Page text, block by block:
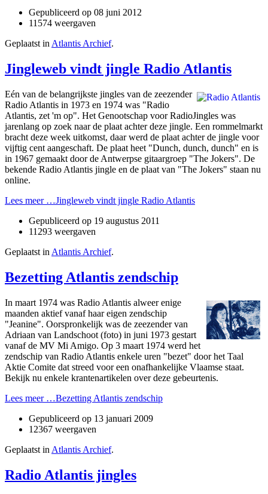
Gepubliceerd op 08 juni 2012
11574 weergaven
Geplaatst in Atlantis Archief.
Jingleweb vindt jingle Radio Atlantis
Eén van de belangrijkste jingles van de zeezender
Radio Atlantis in 1973 en 1974 was "Radio
Atlantis, zet 'm op". Het Genootschap voor RadioJingles was
jarenlang op zoek naar de plaat achter deze jingle. Een rommelmarkt
bracht deze week uitkomst, daar werd de plaat achter de jingle voor
vijftig cent aangeschaft. De plaat heet "Dunch, dunch, dunch" en is
in 1967 gemaakt door de Antwerpse gitaargroep "The Jokers". De
bekende Radio Atlantis jingle en de plaat van "The Jokers" staan nu
online.
Lees meer …Jingleweb vindt jingle Radio Atlantis
Gepubliceerd op 19 augustus 2011
11293 weergaven
Geplaatst in Atlantis Archief.
Bezetting Atlantis zendschip
In maart 1974 was Radio Atlantis alweer enige
maanden aktief vanaf haar eigen zendschip
"Jeanine". Oorspronkelijk was de zeezender van
Adriaan van Landschoot (foto) in juni 1973 gestart
vanaf de MV Mi Amigo. Op 3 maart 1974 werd het
zendschip van Radio Atlantis enkele uren "bezet" door het Taal
Aktie Comite dat streed voor een o­nafhankelijke Vlaamse staat.
Bekijk nu enkele krantenartikelen over deze gebeurtenis.
Lees meer …Bezetting Atlantis zendschip
Gepubliceerd op 13 januari 2009
12367 weergaven
Geplaatst in Atlantis Archief.
Radio Atlantis jingles